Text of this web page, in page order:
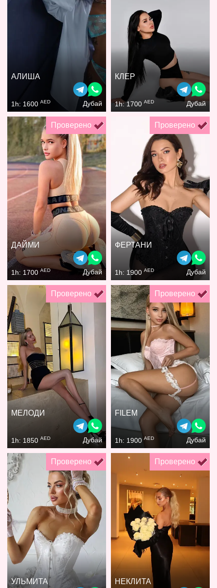
АЛИША
1h: 1600 AED Дубай
КЛЕР
1h: 1700 AED Дубай
Проверено
ДАЙМИ
1h: 1700 AED Дубай
Проверено
ФЕРТАНИ
1h: 1900 AED Дубай
Проверено
МЕЛОДИ
1h: 1850 AED Дубай
Проверено
FILEM
1h: 1900 AED Дубай
Проверено
УЛЬМИТА
Проверено
НЕКЛИТА